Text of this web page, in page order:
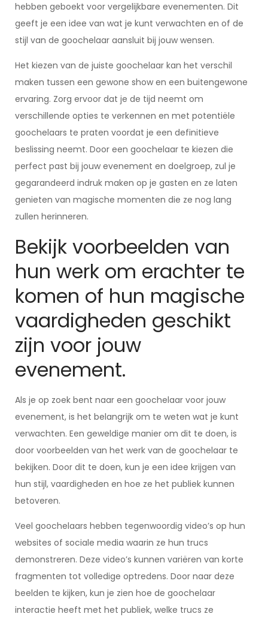
hebben geboekt voor vergelijkbare evenementen. Dit
geeft je een idee van wat je kunt verwachten en of de
stijl van de goochelaar aansluit bij jouw wensen.
Het kiezen van de juiste goochelaar kan het verschil
maken tussen een gewone show en een buitengewone
ervaring. Zorg ervoor dat je de tijd neemt om
verschillende opties te verkennen en met potentiële
goochelaars te praten voordat je een definitieve
beslissing neemt. Door een goochelaar te kiezen die
perfect past bij jouw evenement en doelgroep, zul je
gegarandeerd indruk maken op je gasten en ze laten
genieten van magische momenten die ze nog lang
zullen herinneren.
Bekijk voorbeelden van
hun werk om erachter te
komen of hun magische
vaardigheden geschikt
zijn voor jouw
evenement.
Als je op zoek bent naar een goochelaar voor jouw
evenement, is het belangrijk om te weten wat je kunt
verwachten. Een geweldige manier om dit te doen, is
door voorbeelden van het werk van de goochelaar te
bekijken. Door dit te doen, kun je een idee krijgen van
hun stijl, vaardigheden en hoe ze het publiek kunnen
betoveren.
Veel goochelaars hebben tegenwoordig video’s op hun
websites of sociale media waarin ze hun trucs
demonstreren. Deze video’s kunnen variëren van korte
fragmenten tot volledige optredens. Door naar deze
beelden te kijken, kun je zien hoe de goochelaar
interactie heeft met het publiek, welke trucs ze